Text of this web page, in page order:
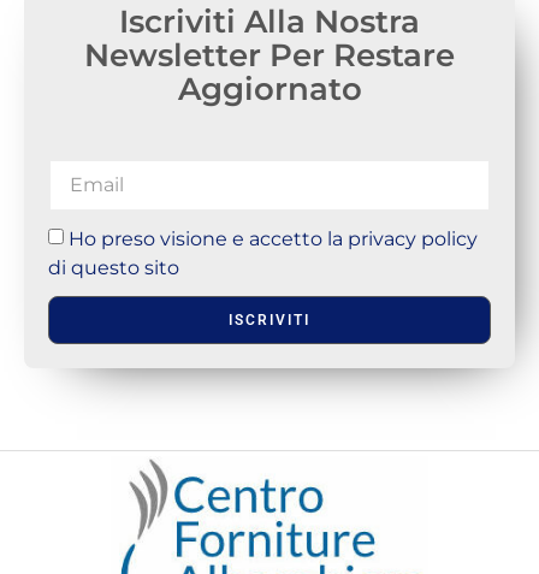
Iscriviti Alla Nostra
Newsletter Per Restare
Aggiornato
Ho preso visione e accetto la privacy policy
di questo sito
ISCRIVITI